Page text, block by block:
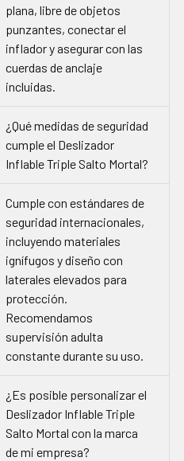
plana, libre de objetos
punzantes, conectar el
inflador y asegurar con las
cuerdas de anclaje
incluidas.
¿Qué medidas de seguridad
cumple el Deslizador
Inflable Triple Salto Mortal?
Cumple con estándares de
seguridad internacionales,
incluyendo materiales
ignífugos y diseño con
laterales elevados para
protección.
Recomendamos
supervisión adulta
constante durante su uso.
¿Es posible personalizar el
Deslizador Inflable Triple
Salto Mortal con la marca
de mi empresa?